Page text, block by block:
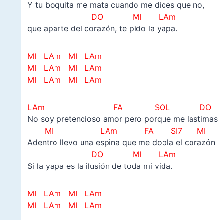
Y tu boquita me mata cuando me dices que no,
DO MI LAm
que aparte del corazón, te pido la yapa.
MI LAm MI LAm
MI LAm MI LAm
MI LAm MI LAm
LAm FA SOL DO
No soy pretencioso amor pero porque me lastimas
MI LAm FA SI7 MI
Adentro llevo una espina que me dobla el corazón
DO MI LAm
Si la yapa es la ilusión de toda mi vida.
MI LAm MI LAm
MI LAm MI LAm